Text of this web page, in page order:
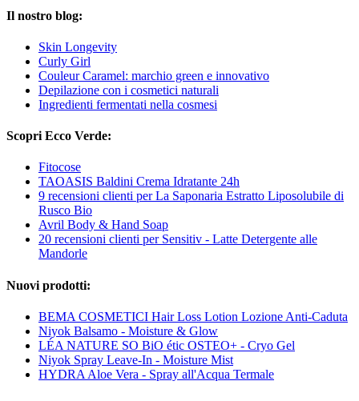
Il nostro blog:
Skin Longevity
Curly Girl
Couleur Caramel: marchio green e innovativo
Depilazione con i cosmetici naturali
Ingredienti fermentati nella cosmesi
Scopri Ecco Verde:
Fitocose
TAOASIS Baldini Crema Idratante 24h
9 recensioni clienti per La Saponaria Estratto Liposolubile di
Rusco Bio
Avril Body & Hand Soap
20 recensioni clienti per Sensitiv - Latte Detergente alle
Mandorle
Nuovi prodotti:
BEMA COSMETICI Hair Loss Lotion Lozione Anti-Caduta
Niyok Balsamo - Moisture & Glow
LÉA NATURE SO BiO étic OSTEO+ - Cryo Gel
Niyok Spray Leave-In - Moisture Mist
HYDRA Aloe Vera - Spray all'Acqua Termale